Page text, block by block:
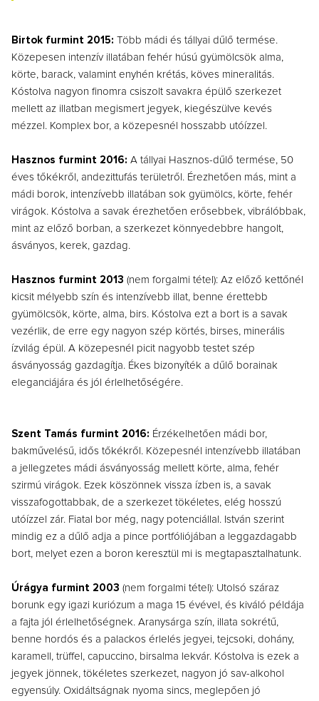
Birtok furmint 2015: Több mádi és tállyai dűlő termése.
Közepesen intenzív illatában fehér húsú gyümölcsök alma,
körte, barack, valamint enyhén krétás, köves mineralitás.
Kóstolva nagyon finomra csiszolt savakra épülő szerkezet
mellett az illatban megismert jegyek, kiegészülve kevés
mézzel. Komplex bor, a közepesnél hosszabb utóízzel.
Hasznos furmint 2016: A tállyai Hasznos-dűlő termése, 50
éves tőkékről, andezittufás területről. Érezhetően más, mint a
mádi borok, intenzívebb illatában sok gyümölcs, körte, fehér
virágok. Kóstolva a savak érezhetően erősebbek, vibrálóbbak,
mint az előző borban, a szerkezet könnyedebbre hangolt,
ásványos, kerek, gazdag.
Hasznos furmint 2013 (nem forgalmi tétel): Az előző kettőnél
kicsit mélyebb szín és intenzívebb illat, benne érettebb
gyümölcsök, körte, alma, birs. Kóstolva ezt a bort is a savak
vezérlik, de erre egy nagyon szép körtés, birses, minerális
ízvilág épül. A közepesnél picit nagyobb testet szép
ásványosság gazdagítja. Ékes bizonyíték a dűlő borainak
eleganciájára és jól érlelhetőségére.
Szent Tamás furmint 2016: Érzékelhetően mádi bor,
bakművelésű, idős tőkékről. Közepesnél intenzívebb illatában
a jellegzetes mádi ásványosság mellett körte, alma, fehér
szirmú virágok. Ezek köszönnek vissza ízben is, a savak
visszafogottabbak, de a szerkezet tökéletes, elég hosszú
utóízzel zár. Fiatal bor még, nagy potenciállal. István szerint
mindig ez a dűlő adja a pince portfóliójában a leggazdagabb
bort, melyet ezen a boron keresztül mi is megtapasztalhatunk.
Úrágya furmint 2003 (nem forgalmi tétel): Utolsó száraz
borunk egy igazi kuriózum a maga 15 évével, és kiváló példája
a fajta jól érlelhetőségnek. Aranysárga szín, illata sokrétű,
benne hordós és a palackos érlelés jegyei, tejcsoki, dohány,
karamell, trüffel, capuccino, birsalma lekvár. Kóstolva is ezek a
jegyek jönnek, tökéletes szerkezet, nagyon jó sav-alkohol
egyensúly. Oxidáltságnak nyoma sincs, meglepően jó